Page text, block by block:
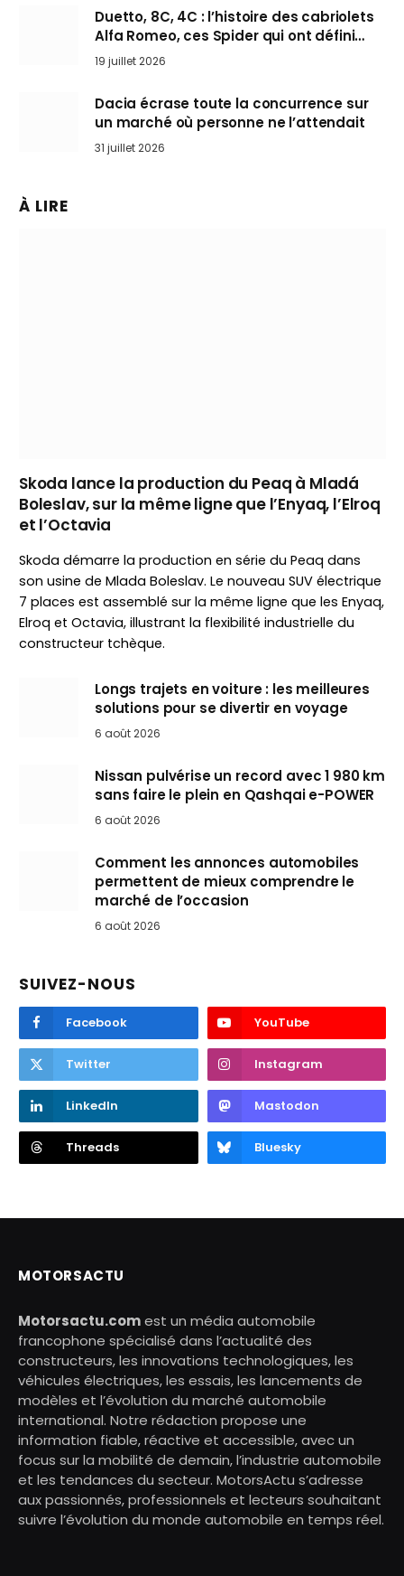
Duetto, 8C, 4C : l’histoire des cabriolets
Alfa Romeo, ces Spider qui ont défini
l’art de rouler cheveux au vent
19 juillet 2026
Dacia écrase toute la concurrence sur
un marché où personne ne l’attendait
31 juillet 2026
À LIRE
Skoda lance la production du Peaq à Mladá
Boleslav, sur la même ligne que l’Enyaq, l’Elroq
et l’Octavia
Skoda démarre la production en série du Peaq dans
son usine de Mlada Boleslav. Le nouveau SUV électrique
7 places est assemblé sur la même ligne que les Enyaq,
Elroq et Octavia, illustrant la flexibilité industrielle du
constructeur tchèque.
Longs trajets en voiture : les meilleures
solutions pour se divertir en voyage
6 août 2026
Nissan pulvérise un record avec 1 980 km
sans faire le plein en Qashqai e-POWER
6 août 2026
Comment les annonces automobiles
permettent de mieux comprendre le
marché de l’occasion
6 août 2026
SUIVEZ-NOUS
Facebook YouTube
Twitter Instagram
LinkedIn Mastodon
Threads Bluesky
MOTORSACTU
Motorsactu.comest un média automobile
francophone spécialisé dans l’actualité des
constructeurs, les innovations technologiques, les
véhicules électriques, les essais, les lancements de
modèles et l’évolution du marché automobile
international. Notre rédaction propose une
information fiable, réactive et accessible, avec un
focus sur la mobilité de demain, l’industrie automobile
et les tendances du secteur. MotorsActu s’adresse
aux passionnés, professionnels et lecteurs souhaitant
suivre l’évolution du monde automobile en temps réel.